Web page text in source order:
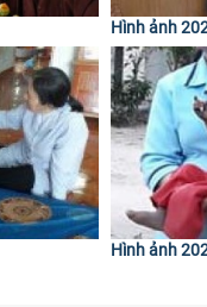
Hình ảnh
Hình ảnh